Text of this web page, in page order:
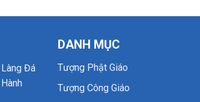
Đá
DANH MỤC
Tượng Phật Giáo
Tượng Công Giáo